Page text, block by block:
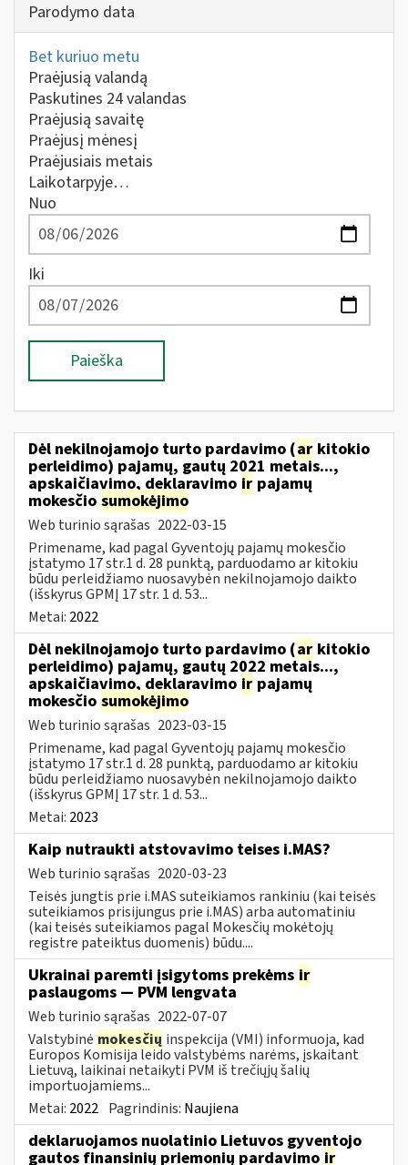
Parodymo data
Bet kuriuo metu
Praėjusią valandą
Paskutines 24 valandas
Praėjusią savaitę
Praėjusį mėnesį
Praėjusiais metais
Laikotarpyje…
Nuo
Iki
Paieška
Dėl nekilnojamojo turto pardavimo (ar kitokio
perleidimo) pajamų, gautų 2021 metais...,
apskaičiavimo, deklaravimo ir pajamų
mokesčio sumokėjimo
Web turinio sąrašas 2022-03-15
Primename, kad pagal Gyventojų pajamų mokesčio
įstatymo 17 str.1 d. 28 punktą, parduodamo ar kitokiu
būdu perleidžiamo nuosavybėn nekilnojamojo daikto
(išskyrus GPMĮ 17 str. 1 d. 53...
Metai: 2022
Dėl nekilnojamojo turto pardavimo (ar kitokio
perleidimo) pajamų, gautų 2022 metais...,
apskaičiavimo, deklaravimo ir pajamų
mokesčio sumokėjimo
Web turinio sąrašas 2023-03-15
Primename, kad pagal Gyventojų pajamų mokesčio
įstatymo 17 str.1 d. 28 punktą, parduodamo ar kitokiu
būdu perleidžiamo nuosavybėn nekilnojamojo daikto
(išskyrus GPMĮ 17 str. 1 d. 53...
Metai: 2023
Kaip nutraukti atstovavimo teises i.MAS?
Web turinio sąrašas 2020-03-23
Teisės jungtis prie i.MAS suteikiamos rankiniu (kai teisės
suteikiamos prisijungus prie i.MAS) arba automatiniu
(kai teisės suteikiamos pagal Mokesčių mokėtojų
registre pateiktus duomenis) būdu....
Ukrainai paremti įsigytoms prekėms ir
paslaugoms — PVM lengvata
Web turinio sąrašas 2022-07-07
Valstybinė mokesčių inspekcija (VMI) informuoja, kad
Europos Komisija leido valstybėms narėms, įskaitant
Lietuvą, laikinai netaikyti PVM iš trečiųjų šalių
importuojamiems...
Metai: 2022 Pagrindinis: Naujiena
deklaruojamos nuolatinio Lietuvos gyventojo
gautos finansinių priemonių pardavimo ir